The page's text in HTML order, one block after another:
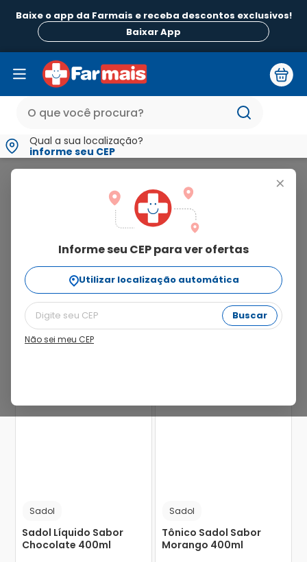
Baixe o app da Farmais e receba descontos exclusivos!
Baixar App
Qual a sua localização?
informe seu CEP
+
Informe seu CEP para ver ofertas
Utilizar localização automática
Buscar
Não sei meu CEP
Ordenar Por
relevância
Sadol
Sadol Líquido Sabor
Chocolate 400ml
Sadol
Tônico Sadol Sabor
Morango 400ml